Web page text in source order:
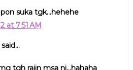
suka tgk...hehehe
at 7:51 AM
tgh rajin msa ni...hahaha